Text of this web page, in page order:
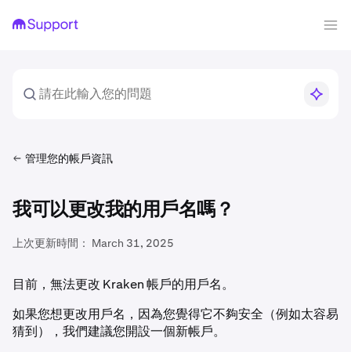
管理您的帳戶資訊
我可以更改我的用戶名嗎？
上次更新時間： March 31, 2025
目前，無法更改 Kraken 帳戶的用戶名。
如果您想更改用戶名，因為您覺得它不夠安全（例如太容易
猜到），我們建議您開設一個新帳戶。